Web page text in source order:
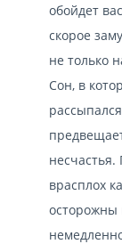
обойдет
скорое
не только
Сон, в
врасплох
осторожны